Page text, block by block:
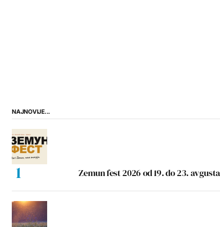
NAJNOVIJE...
Zemun fest 2026 od 19. do 23. avgusta